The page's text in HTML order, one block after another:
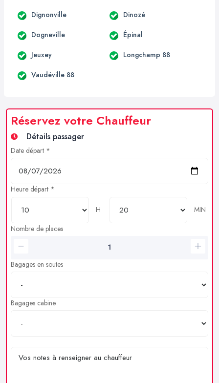
Dignonville Dinozé
Dogneville Épinal
Jeuxey Longchamp 88
Vaudéville 88
Réservez votre Chauffeur
Détails passager
Date départ *
Heure départ *
H
MIN
Nombre de places
Bagages en soutes
Bagages cabine